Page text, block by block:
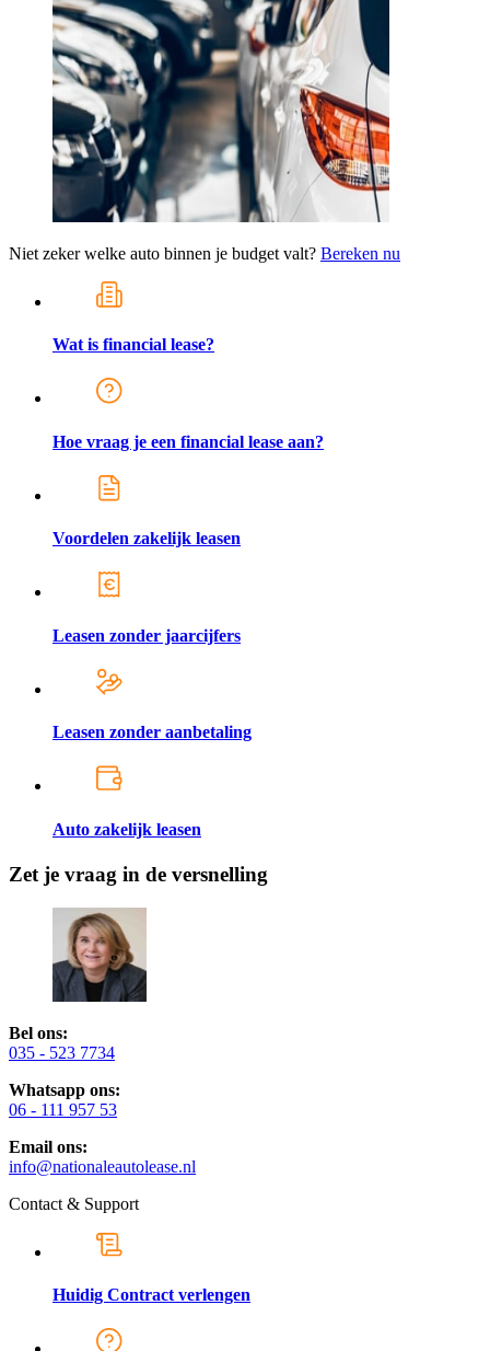
Niet zeker welke auto binnen je budget valt? Bereken nu
Wat is financial lease?
Hoe vraag je een financial lease aan?
Voordelen zakelijk leasen
Leasen zonder jaarcijfers
Leasen zonder aanbetaling
Auto zakelijk leasen
Zet je vraag in de versnelling
Bel ons:
035 - 523 7734
Whatsapp ons:
06 - 111 957 53
Email ons:
info@nationaleautolease.nl
Contact & Support
Huidig Contract verlengen